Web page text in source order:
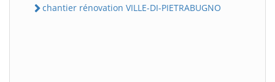
chantier rénovation VILLE-DI-PIETRABUGNO